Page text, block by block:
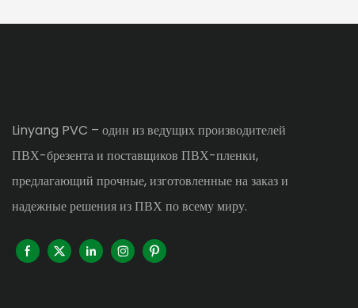
Linyang PVC – один из ведущих производителей
ПВХ-брезента и поставщиков ПВХ-пленки,
предлагающий прочные, изготовленные на заказ и
надежные решения из ПВХ по всему миру.